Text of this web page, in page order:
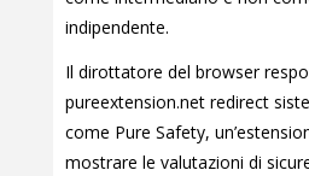
indipendente.
Il dirottatore del browser
pureextension.net redirect
come Pure Safety,
mostrare le valutazioni di